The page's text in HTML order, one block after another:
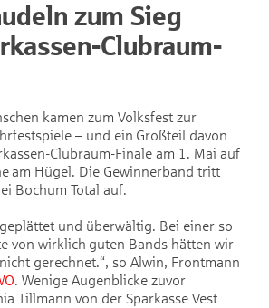
zum Sieg
Clubraum-
kamen zum Volksfest zur
– und ein Großteil davon
Clubraum-Finale am 1. Mai auf
am Hügel. Die Gewinnerband tritt
Bochum Total auf.
und überwältig. Bei einer so
von wirklich guten Bands hätten wir
gerechnet.“, so Alwin, Frontmann
. Wenige Augenblicke zuvor
Tillmann von der Sparkasse Vest